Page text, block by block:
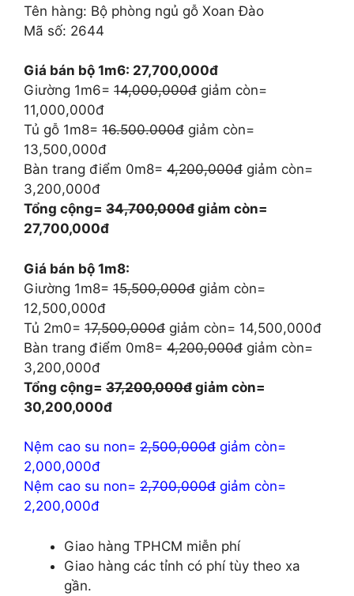
là:
tại
Tên hàng: Bộ phòng ngủ gỗ Xoan Đào
Mã số: 2644
Giá bán bộ 1m6: 27,700,000đ
Giường 1m6= 14,000,000đ giảm còn=
11,000,000đ
Tủ gỗ 1m8= 16.500.000đ giảm còn=
13,500,000đ
Bàn trang điểm 0m8= 4,200,000đ giảm còn=
3,200,000đ
Tổng cộng= 34,700,000đ giảm còn=
27,700,000đ
Giá bán bộ 1m8:
Giường 1m8= 15,500,000đ giảm còn=
12,500,000đ
Tủ 2m0= 17,500,000đ giảm còn= 14,500,000đ
Bàn trang điểm 0m8= 4,200,000đ giảm còn=
3,200,000đ
Tổng cộng= 37,200,000đ giảm còn=
30,200,000đ
Nệm cao su non= 2,500,000đ giảm còn=
2,000,000đ
Nệm cao su non= 2,700,000đ giảm còn=
2,200,000đ
Giao hàng TPHCM miễn phí
Giao hàng các tỉnh có phí tùy theo xa
gần.